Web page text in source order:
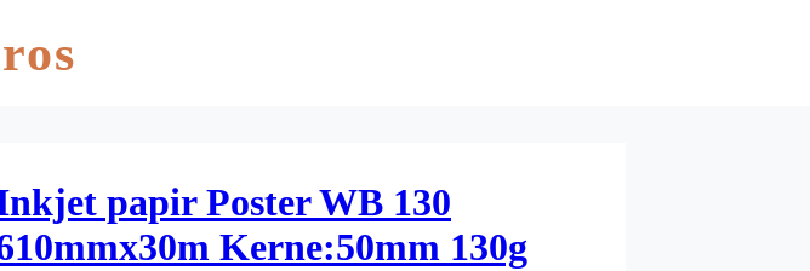
papir Poster WB 130
Kerne:50mm 130g